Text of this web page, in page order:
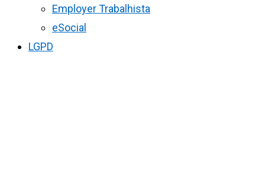
Employer Trabalhista
eSocial
LGPD